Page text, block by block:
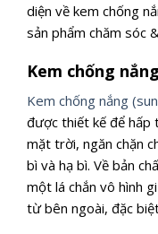
diện về kem chống
sản phẩm chăm sóc
Kem chống
Kem chống nắng
được thiết kế để hấp
mặt trời, ngăn chặn
bì và hạ bì. Về bản
một lá chắn vô hình
từ bên ngoài, đặc